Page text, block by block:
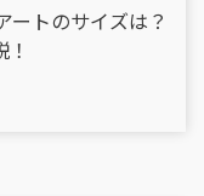
ートのサイズは？